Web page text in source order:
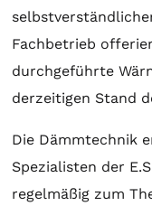
Fachbetrieb
durchgeführte
derzeitigen Stand
Die Dämmtechnik
Spezialisten der
regelmäßig zum